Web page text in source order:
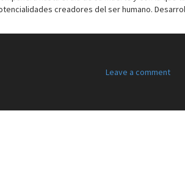
creadores del ser humano.
Leave a comment